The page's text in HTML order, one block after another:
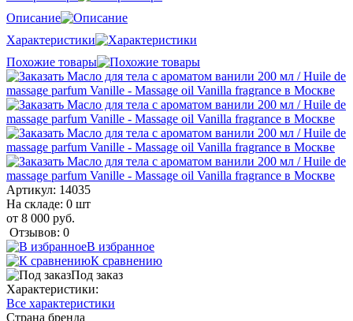
Описание
Характеристики
Похожие товары
Артикул: 14035
На складе: 0 шт
от 8 000 руб.
Отзывов: 0
В избранное
К сравнению
Под заказ
Характеристики:
Все характеристики
Страна бренда